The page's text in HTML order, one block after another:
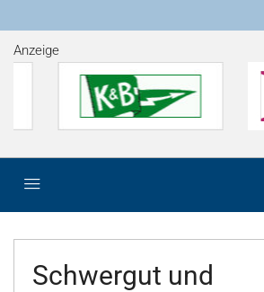
Anzeige
Schwergut und